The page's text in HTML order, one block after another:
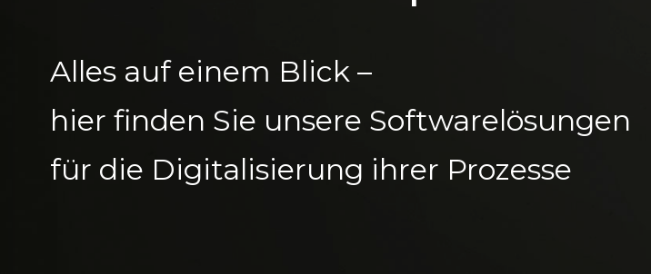
Alles auf einem Blick –
hier finden Sie unsere Softwarelösungen
für die Digitalisierung ihrer Prozesse